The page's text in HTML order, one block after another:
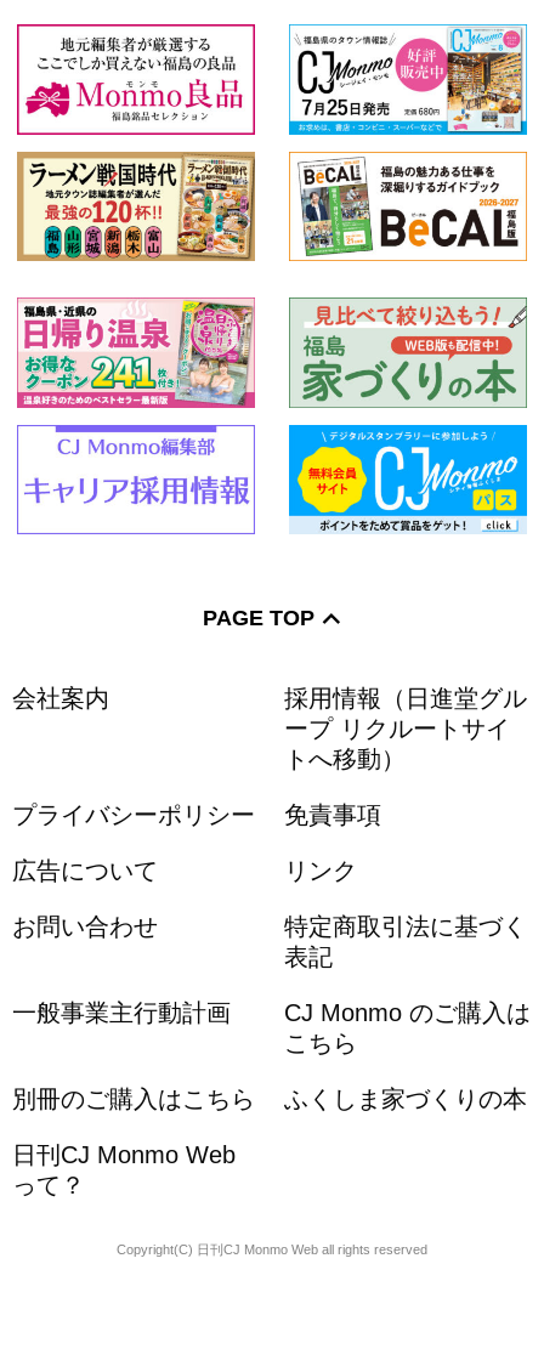
PAGE TOP
会社案内
採用情報（日進堂グル
ープ リクルートサイ
トへ移動）
プライバシーポリシー 免責事項
広告について リンク
お問い合わせ
特定商取引法に基づく
表記
一般事業主行動計画
CJ Monmo のご購入は
こちら
別冊のご購入はこちら ふくしま家づくりの本
日刊CJ Monmo Web
って？
Copyright(C) 日刊CJ Monmo Web all rights reserved